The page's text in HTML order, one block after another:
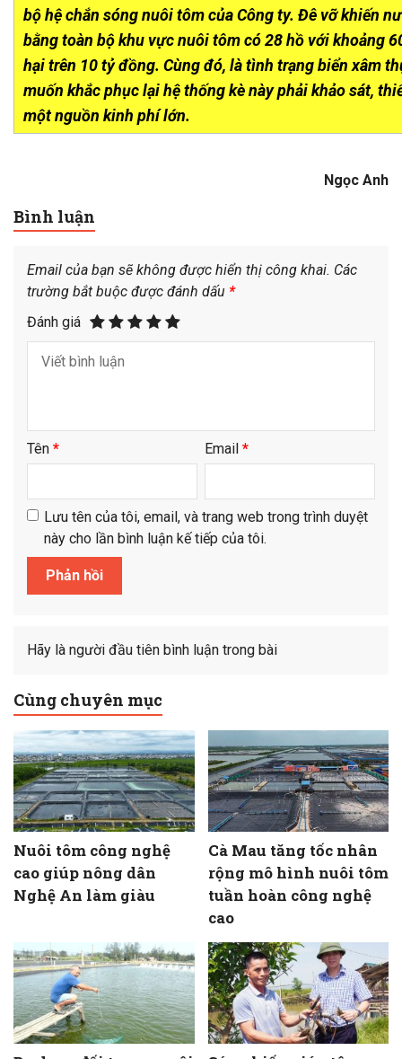
bộ hệ chắn sóng nuôi tôm của Công ty. Đê vỡ khiến
bằng toàn bộ khu vực nuôi tôm có 28 hồ với khoảng
hại trên 10 tỷ đồng. Cùng đó, là tình trạng biển xâm
muốn khắc phục lại hệ thống kè này phải khảo sát,
một nguồn kinh phí lớn.
Ngọc Anh
Bình luận
Email của bạn sẽ không được hiển thị công khai. Các
trường bắt buộc được đánh dấu *
Đánh giá
Tên * Email *
Lưu tên của tôi, email, và trang web trong trình duyệt
này cho lần bình luận kế tiếp của tôi.
Hãy là người đầu tiên bình luận trong bài
Cùng chuyên mục
Nuôi tôm công nghệ
cao giúp nông dân
Nghệ An làm giàu
Cà Mau tăng tốc nhân
rộng mô hình nuôi tôm
tuần hoàn công nghệ
cao